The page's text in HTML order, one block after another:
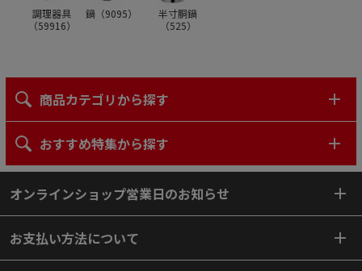
調理器具
（59916）
鍋（9095）
半寸胴鍋
（525）
商品カテゴリから探す
おすすめ特集から探す
オンラインショップ営業日のお知らせ
お支払い方法について